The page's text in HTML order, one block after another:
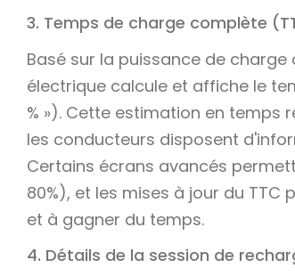
3. Temps de charge complète
Basé sur la puissance de
électrique calcule et affiche le
% »). Cette estimation en temps
les conducteurs disposent
Certains écrans avancés
80%), et les mises à jour du
et à gagner du temps.
4. Détails de la session de